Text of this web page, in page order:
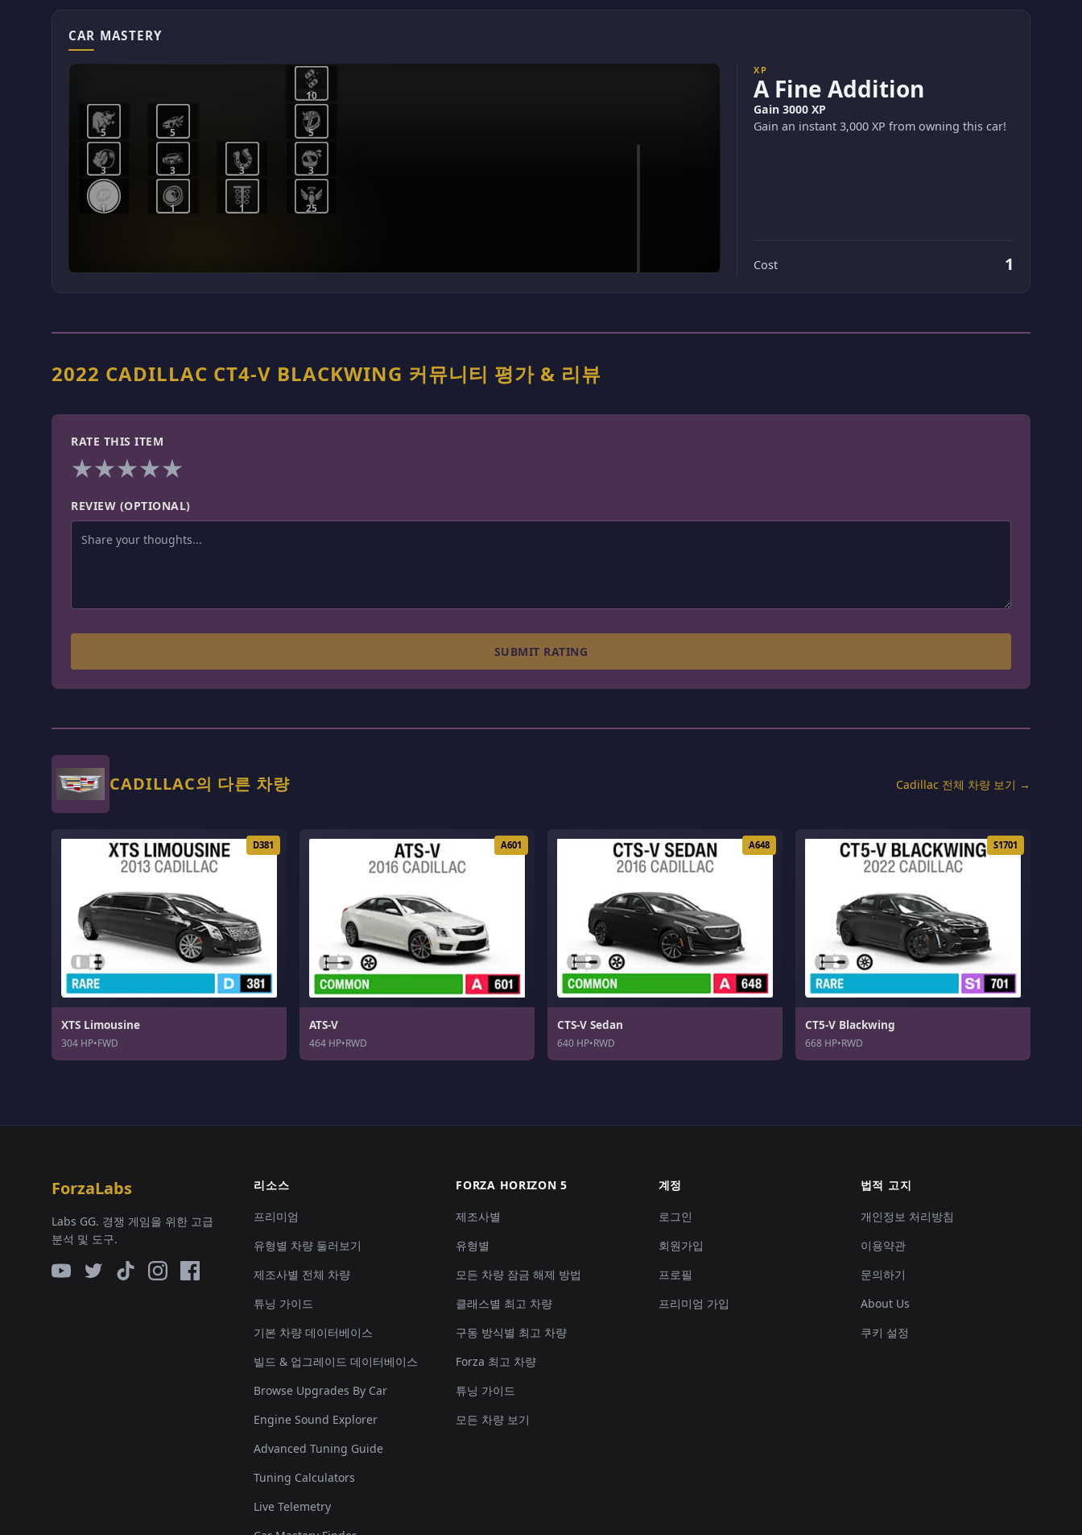
CAR MASTERY
1 1 1 25
3 3 3 3
5 5 5
10
XP
A Fine Addition
Gain 3000 XP
Gain an instant 3,000 XP from owning this car!
Cost 1
2022 CADILLAC CT4-V BLACKWING 커뮤니티 평가 & 리뷰
RATE THIS ITEM
★★★★★
REVIEW (OPTIONAL)
SUBMIT RATING
CADILLAC의 다른 차량 Cadillac 전체 차량 보기 →
D381
XTS Limousine
304 HP•FWD
A601
ATS-V
464 HP•RWD
A648
CTS-V Sedan
640 HP•RWD
S1701
CT5-V Blackwing
668 HP•RWD
ForzaLabs
Labs GG. 경쟁 게임을 위한 고급
분석 및 도구.
리소스
프리미엄
유형별 차량 둘러보기
제조사별 전체 차량
튜닝 가이드
기본 차량 데이터베이스
빌드 & 업그레이드 데이터베이스
Browse Upgrades By Car
Engine Sound Explorer
Advanced Tuning Guide
Tuning Calculators
Live Telemetry
FORZA HORIZON 5
제조사별
유형별
모든 차량 잠금 해제 방법
클래스별 최고 차량
구동 방식별 최고 차량
Forza 최고 차량
튜닝 가이드
모든 차량 보기
계정
로그인
회원가입
프로필
프리미엄 가입
법적 고지
개인정보 처리방침
이용약관
문의하기
About Us
쿠키 설정